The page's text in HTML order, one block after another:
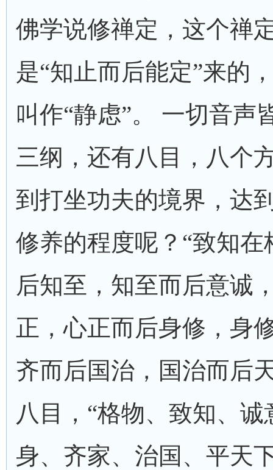
佛学说修禅定，这个禅
是“知止而后能定”来的
叫作“静虑”。 一切音声
三纲，还有八目，八个
到打坐功夫的境界，达
修养的程度呢？“致知
后知至，知至而后意诚
正，心正而后身修，身
齐而后国治，国治而后
八目，“格物、致知、
身、齐家、治国、平天